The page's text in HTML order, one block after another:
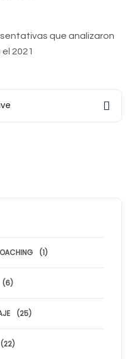
que analizaron
2021
(1)
(6)
(25)
(22)